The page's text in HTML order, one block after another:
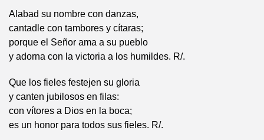
Alabad su nombre con danzas,
cantadle con tambores y cítaras;
porque el Señor ama a su pueblo
y adorna con la victoria a los humildes. R/.
Que los fieles festejen su gloria
y canten jubilosos en filas:
con vítores a Dios en la boca;
es un honor para todos sus fieles. R/.